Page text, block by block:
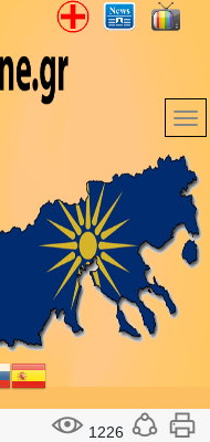
1226